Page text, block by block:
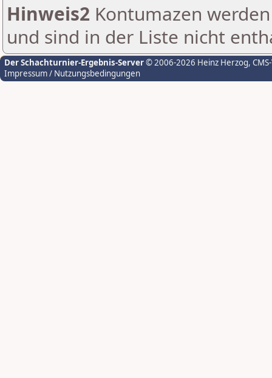
Hinweis2 Kontumazen
und sind in der Liste nicht
Der Schachturnier-Ergebnis-Server© 2006-2026 Heinz Herzog,
Impressum / Nutzungsbedingungen